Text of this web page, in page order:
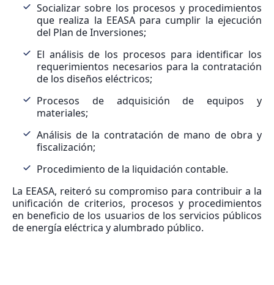
Socializar sobre los procesos y procedimientos
que realiza la EEASA para cumplir la ejecución
del Plan de Inversiones;
El análisis de los procesos para identificar los
requerimientos necesarios para la contratación
de los diseños eléctricos;
Procesos de adquisición de equipos y
materiales;
Análisis de la contratación de mano de obra y
fiscalización;
Procedimiento de la liquidación contable.
La EEASA, reiteró su compromiso para contribuir a la
unificación de criterios, procesos y procedimientos
en beneficio de los usuarios de los servicios públicos
de energía eléctrica y alumbrado público.